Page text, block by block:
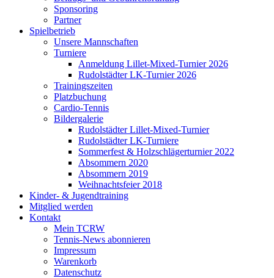
Sponsoring
Partner
Spielbetrieb
Unsere Mannschaften
Turniere
Anmeldung Lillet-Mixed-Turnier 2026
Rudolstädter LK-Turnier 2026
Trainingszeiten
Platzbuchung
Cardio-Tennis
Bildergalerie
Rudolstädter Lillet-Mixed-Turnier
Rudolstädter LK-Turniere
Sommerfest & Holzschlägerturnier 2022
Absommern 2020
Absommern 2019
Weihnachtsfeier 2018
Kinder- & Jugendtraining
Mitglied werden
Kontakt
Mein TCRW
Tennis-News abonnieren
Impressum
Warenkorb
Datenschutz